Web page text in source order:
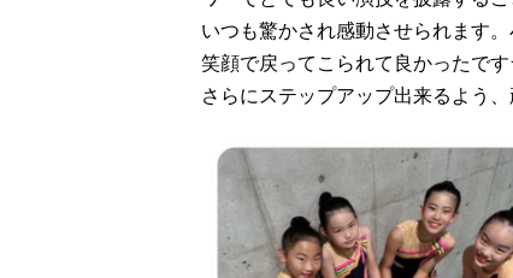
いつも驚かされ感動させられます
笑顔で戻ってこられて良かったで
さらにステップアップ出来るよう、